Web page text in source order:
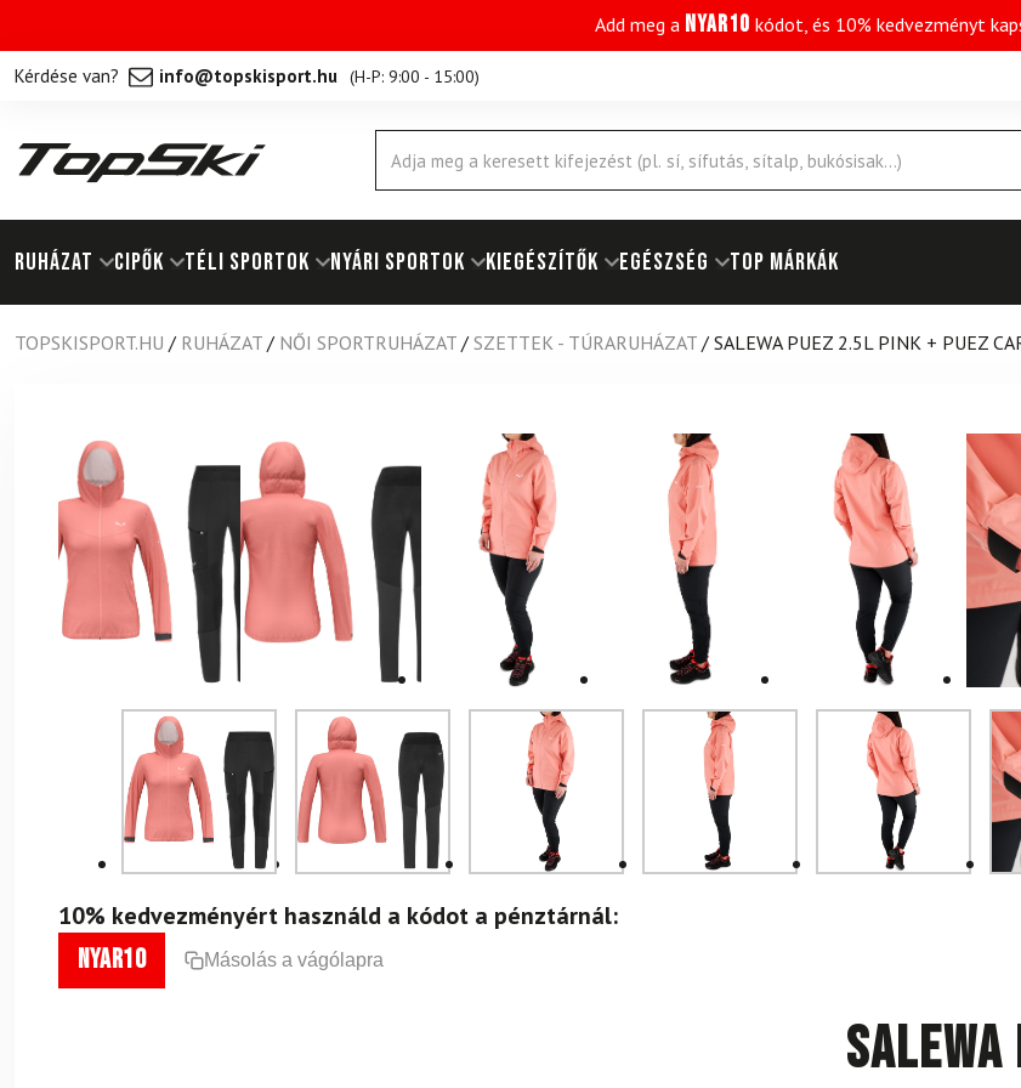
Add meg a NYAR10 kódot, és 10% kedvezményt
Kérdése van? info@topskisport.hu (H-P: 9:00 - 15:00)
Products
search
RUHÁZAT Cipők TÉLI SPORTOK NYÁRI SPORTOK KIEGÉSZÍTŐK EGÉSZSÉG Top márkák
TOPSKISPORT.HU / RUHÁZAT / NŐI SPORTRUHÁZAT / SZETTEK - TÚRARUHÁZAT / SALEWA PUEZ 2.5L PINK + PUEZ
10% kedvezményért használd a kódot a pénztárnál:
nyar10 Másolás a vágólapra